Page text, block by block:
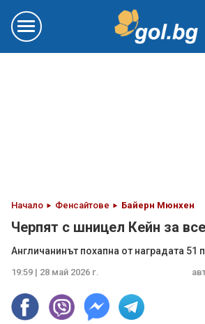
Начало Фенсайтове Байерн Мюнхен
Черпят с шницел Кейн за
Англичанинът похапна от наградата 51
19:59 | 28 май 2026 г.